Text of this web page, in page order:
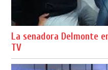
La senadora Delmonte
TV